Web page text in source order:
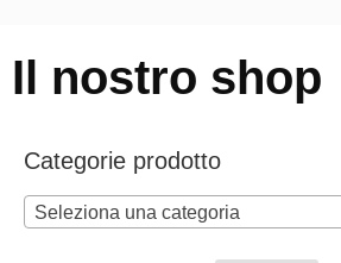
Il nostro shop
Categorie prodotto
Seleziona una categoria